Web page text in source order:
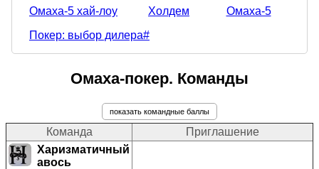
Омаха-5 хай-лоу
Холдем
Омаха-5
Покер: выбор дилера#
Омаха-покер. Команды
показать командные баллы
Команда
Приглашение
Харизматичный
авось